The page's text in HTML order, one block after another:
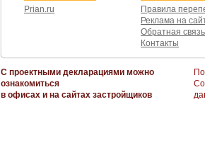
Prian.ru
Правила
Реклама на
Обратная связь
Контакты
С проектными декларациями можно
ознакомиться
в офисах и на сайтах застройщиков